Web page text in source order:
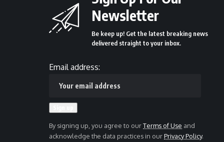
Newsletter
Be keep up! Get the latest breaking news
delivered straight to your inbox.
Email address:
By signing up, you agree to ourTerms of Use and
acknowledge the data practices in ourPrivacy Policy.